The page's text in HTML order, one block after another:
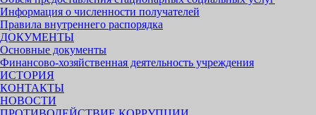
Информация о численности получателей
Правила внутреннего распорядка
ДОКУМЕНТЫ
Основные документы
Финансово-хозяйственная деятельность учреждения
ИСТОРИЯ
КОНТАКТЫ
НОВОСТИ